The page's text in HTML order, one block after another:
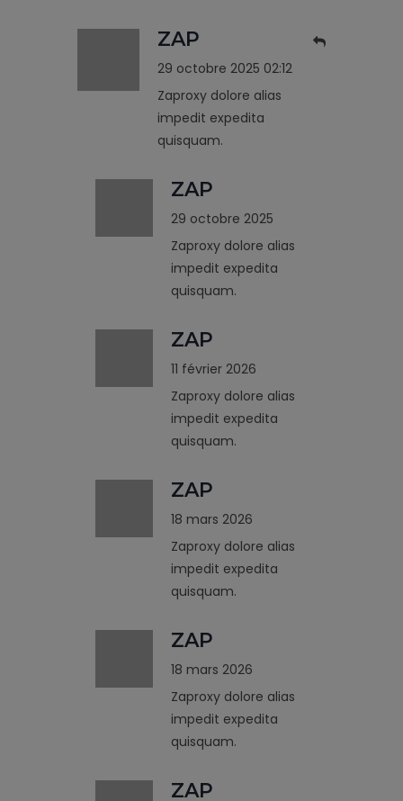
ZAP
29 octobre 2025 02:12
Zaproxy dolore alias
impedit expedita
quisquam.
ZAP
29 octobre 2025
Zaproxy dolore alias
impedit expedita
quisquam.
ZAP
11 février 2026
Zaproxy dolore alias
impedit expedita
quisquam.
ZAP
18 mars 2026
Zaproxy dolore alias
impedit expedita
quisquam.
ZAP
18 mars 2026
Zaproxy dolore alias
impedit expedita
quisquam.
ZAP